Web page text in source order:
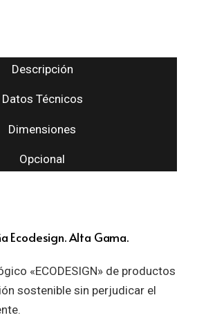
Descripción
Datos Técnicos
Dimensiones
Opcional
Ecodesign. Alta Gama.
«ECODESIGN» de productos
sostenible sin perjudicar el